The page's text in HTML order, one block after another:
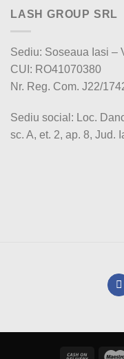
LASH GROUP SRL
Sediu: Soseaua Iasi –
CUI: RO41070380
Nr. Reg. Com. J22/
Sediu social: Loc.
sc. A, et. 2, ap. 8, Jud.
Cash